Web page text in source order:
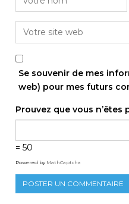
Se souvenir de mes
web) pour mes futurs
Prouvez que vous n’êtes
= 50
Powered by MathCaptcha